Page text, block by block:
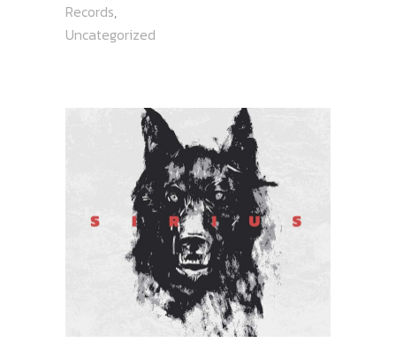
Records,
Uncategorized